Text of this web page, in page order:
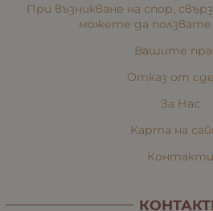
При възникване на спор,
можете да
Вашите
Отказ от
За Нас
Карта на
Контакти